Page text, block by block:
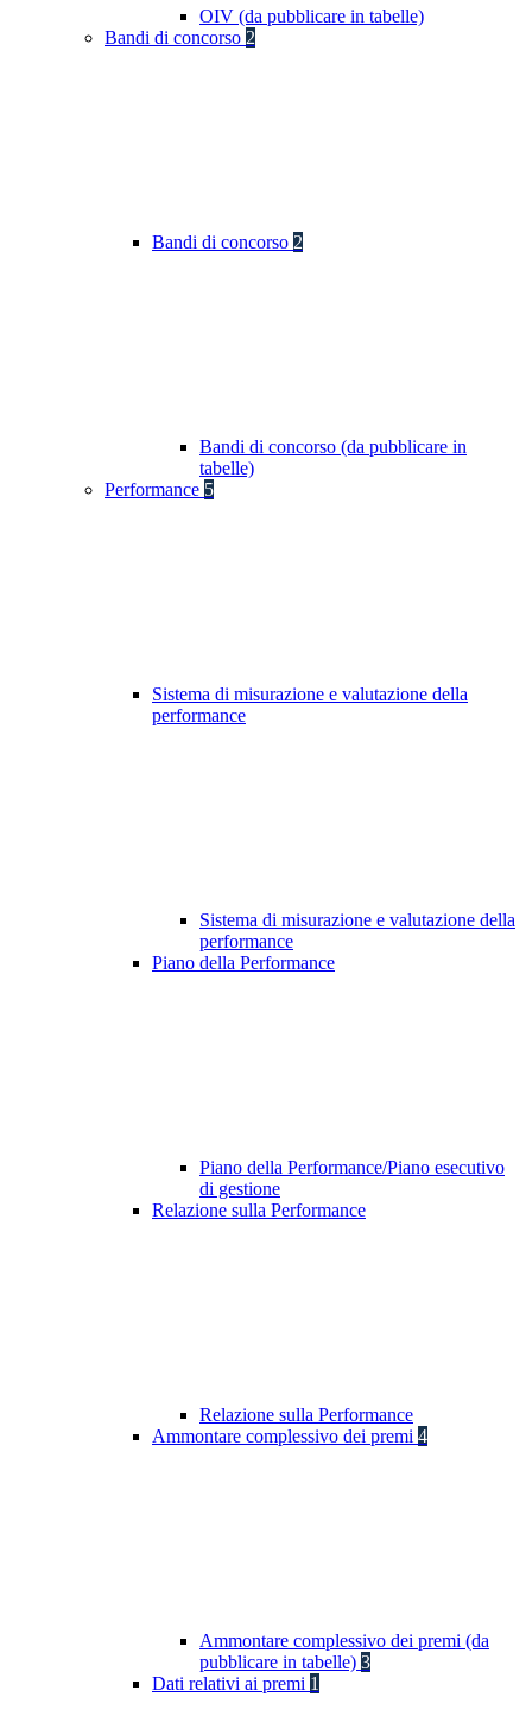
OIV (da pubblicare in tabelle)
Bandi di concorso 2
Bandi di concorso 2
Bandi di concorso (da pubblicare in
tabelle)
Performance 5
Sistema di misurazione e valutazione della
performance
Sistema di misurazione e valutazione della
performance
Piano della Performance
Piano della Performance/Piano esecutivo
di gestione
Relazione sulla Performance
Relazione sulla Performance
Ammontare complessivo dei premi 4
Ammontare complessivo dei premi (da
pubblicare in tabelle) 3
Dati relativi ai premi 1